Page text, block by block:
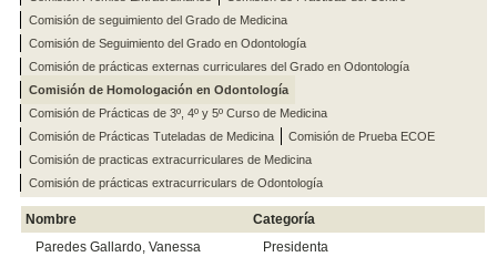
Comisión de seguimiento del Grado de Medicina
Comisión de Seguimiento del Grado en Odontología
Comisión de prácticas externas curriculares del Grado en Odontología
Comisión de Homologación en Odontología
Comisión de Prácticas de 3º, 4º y 5º Curso de Medicina
Comisión de Prácticas Tuteladas de Medicina
Comisión de Prueba ECOE
Comisión de practicas extracurriculares de Medicina
Comisión de prácticas extracurriculars de Odontología
Nombre
Categoría
Paredes Gallardo, Vanessa
Presidenta